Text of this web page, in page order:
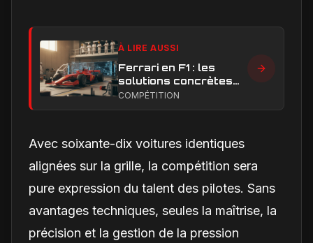
À LIRE AUSSI
Ferrari en F1 : les
solutions concrètes
pour combler son
COMPÉTITION
Avec soixante-dix voitures identiques
alignées sur la grille, la compétition sera
pure expression du talent des pilotes. Sans
avantages techniques, seules la maîtrise, la
précision et la gestion de la pression